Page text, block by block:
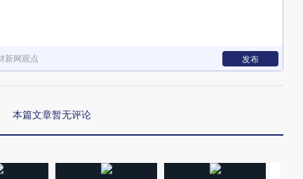
新网观点 发布
本篇文章暂无评论